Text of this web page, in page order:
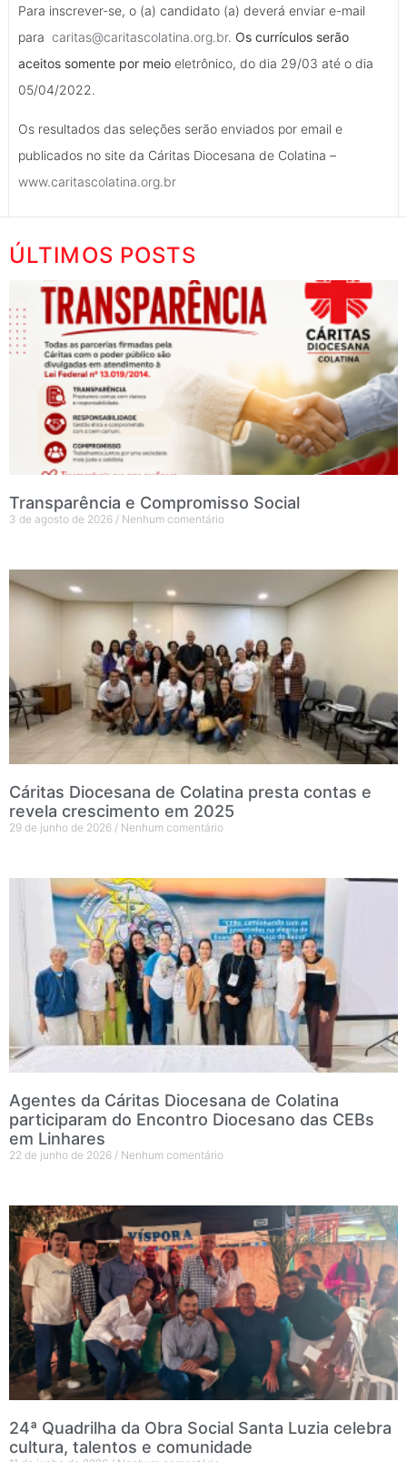
Para inscrever-se, o (a) candidato (a) deverá enviar e-mail
para caritas@caritascolatina.org.br. Os currículos serão
aceitos somente por meio eletrônico, do dia 29/03 até o dia
05/04/2022.
Os resultados das seleções serão enviados por email e
publicados no site da Cáritas Diocesana de Colatina –
www.caritascolatina.org.br
ÚLTIMOS POSTS
Transparência e Compromisso Social
3 de agosto de 2026 Nenhum comentário
Cáritas Diocesana de Colatina presta contas e
revela crescimento em 2025
29 de junho de 2026 Nenhum comentário
Agentes da Cáritas Diocesana de Colatina
participaram do Encontro Diocesano das CEBs
em Linhares
22 de junho de 2026 Nenhum comentário
24ª Quadrilha da Obra Social Santa Luzia celebra
cultura, talentos e comunidade